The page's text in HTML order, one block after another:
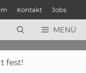
Kontakt Jobs
MENÜ
fest!